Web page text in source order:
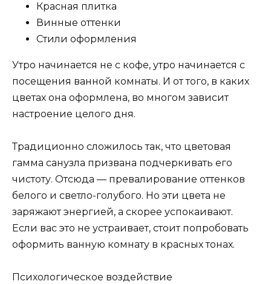
Красная плитка
Винные оттенки
Стили оформления
Утро начинается не с кофе, утро начинается с
посещения ванной комнаты. И от того, в каких
цветах она оформлена, во многом зависит
настроение целого дня.
Традиционно сложилось так, что цветовая
гамма санузла призвана подчеркивать его
чистоту. Отсюда — превалирование оттенков
белого и светло-голубого. Но эти цвета не
заряжают энергией, а скорее успокаивают.
Если вас это не устраивает, стоит попробовать
оформить ванную комнату в красных тонах.
Психологическое воздействие